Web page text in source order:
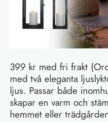
399 kr med fri frakt
med två eleganta
ljus. Passar både
skapar en varm och
hemmet eller